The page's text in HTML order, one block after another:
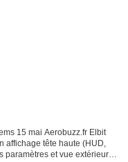
15 mai Aerobuzz.fr Elbit
affichage tête haute (HUD,
paramètres et vue extérieure